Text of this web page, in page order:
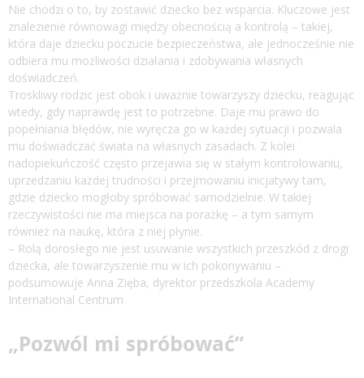
Nie chodzi o to, by zostawić dziecko bez wsparcia. Kluczowe jest
znalezienie równowagi między obecnością a kontrolą – takiej,
która daje dziecku poczucie bezpieczeństwa, ale jednocześnie nie
odbiera mu możliwości działania i zdobywania własnych
doświadczeń.
Troskliwy rodzic jest obok i uważnie towarzyszy dziecku, reagując
wtedy, gdy naprawdę jest to potrzebne. Daje mu prawo do
popełniania błędów, nie wyręcza go w każdej sytuacji i pozwala
mu doświadczać świata na własnych zasadach. Z kolei
nadopiekuńczość często przejawia się w stałym kontrolowaniu,
uprzedzaniu każdej trudności i przejmowaniu inicjatywy tam,
gdzie dziecko mogłoby spróbować samodzielnie. W takiej
rzeczywistości nie ma miejsca na porażkę – a tym samym
również na naukę, która z niej płynie.
– Rolą dorosłego nie jest usuwanie wszystkich przeszkód z drogi
dziecka, ale towarzyszenie mu w ich pokonywaniu –
podsumowuje Anna Zięba, dyrektor przedszkola Academy
International Centrum
„Pozwól mi spróbować”